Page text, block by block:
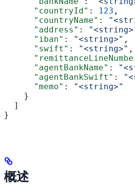
      "countryId"
: 123 ,
      "countryName"
:
      "address"
:
      "iban"
: "<string>" ,
      "swift"
: "<string>" ,
      "agentBankName"
:
      "agentBankSwift"
:
      "memo"
:
"<string>"
    }
  ]
}
概述